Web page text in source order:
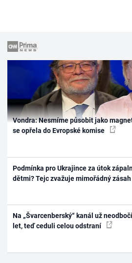
Vondra: Nesmíme působit jako
se opřela do Evropské komise
Podmínka pro Ukrajince za útok
dětmi? Tejc zvažuje mimořádný zásah
Na „Švarcenberský“ kanál už
let, teď ceduli celou odstraní